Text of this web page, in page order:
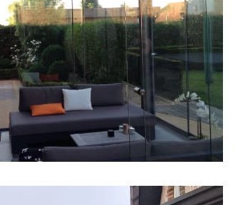
klik voor slideshow